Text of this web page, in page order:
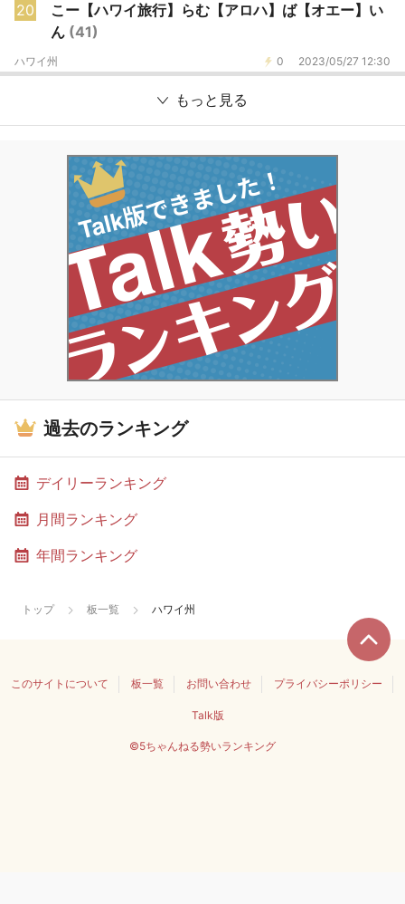
20
こー【ハワイ旅行】らむ【アロハ】ば【オエー】い
ん (41)
0 2023/05/27 12:30
ハワイ州
もっと見る
過去のランキング
デイリーランキング
月間ランキング
年間ランキング
トップ 板一覧 ハワイ州
このサイトについて 板一覧 お問い合わせ プライバシーポリシー
Talk版
©5ちゃんねる勢いランキング